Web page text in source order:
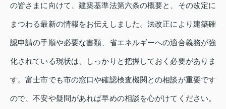
の皆さまに向けて、建築基準法第六条の概要と、その改定に
まつわる最新の情報をお伝えしました。法改正により建築確
認申請の手順や必要な書類、省エネルギーへの適合義務が強
化されている現状は、しっかりと把握しておく必要がありま
す。富士市でも市の窓口や確認検査機関との相談が重要です
ので、不安や疑問があれば早めの相談を心がけてください。